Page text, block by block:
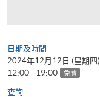
日期及時間
2024年12月12日 (星期四)
12:00 - 19:00 免費
查詢